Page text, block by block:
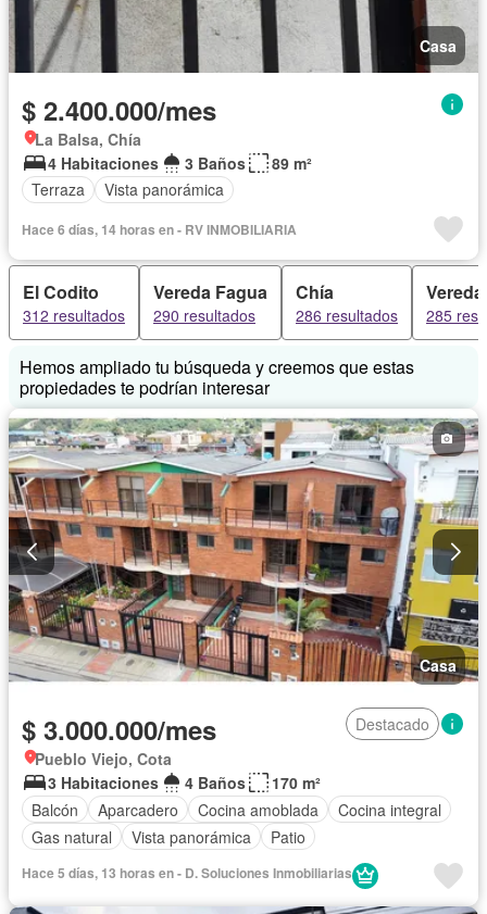
Casa
$ 2.400.000/mes
La Balsa, Chía
4 Habitaciones
3 Baños
89 m²
Terraza
Vista panorámica
Hace 6 días, 14 horas en - RV INMOBILIARIA
El Codito
312 resultados
Vereda Fagua
290 resultados
Chía
286 resultados 285
Hemos ampliado tu búsqueda y creemos que estas
propiedades te podrían interesar
Casa
$ 3.000.000/mes
Destacado
Pueblo Viejo, Cota
3 Habitaciones
4 Baños
170 m²
Balcón
Aparcadero Cocina amoblada
Cocina integral
Gas natural
Vista panorámica Patio
Hace 5 días, 13 horas en - D. Soluciones Inmobiliarias